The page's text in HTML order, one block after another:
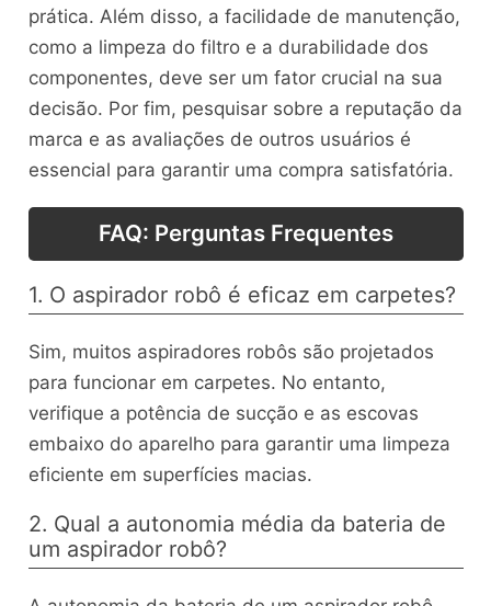
prática. Além disso, a facilidade de manutenção,
como a limpeza do filtro e a durabilidade dos
componentes, deve ser um fator crucial na sua
decisão. Por fim, pesquisar sobre a reputação da
marca e as avaliações de outros usuários é
essencial para garantir uma compra satisfatória.
FAQ: Perguntas Frequentes
1. O aspirador robô é eficaz em carpetes?
Sim, muitos aspiradores robôs são projetados
para funcionar em carpetes. No entanto,
verifique a potência de sucção e as escovas
embaixo do aparelho para garantir uma limpeza
eficiente em superfícies macias.
2. Qual a autonomia média da bateria de
um aspirador robô?